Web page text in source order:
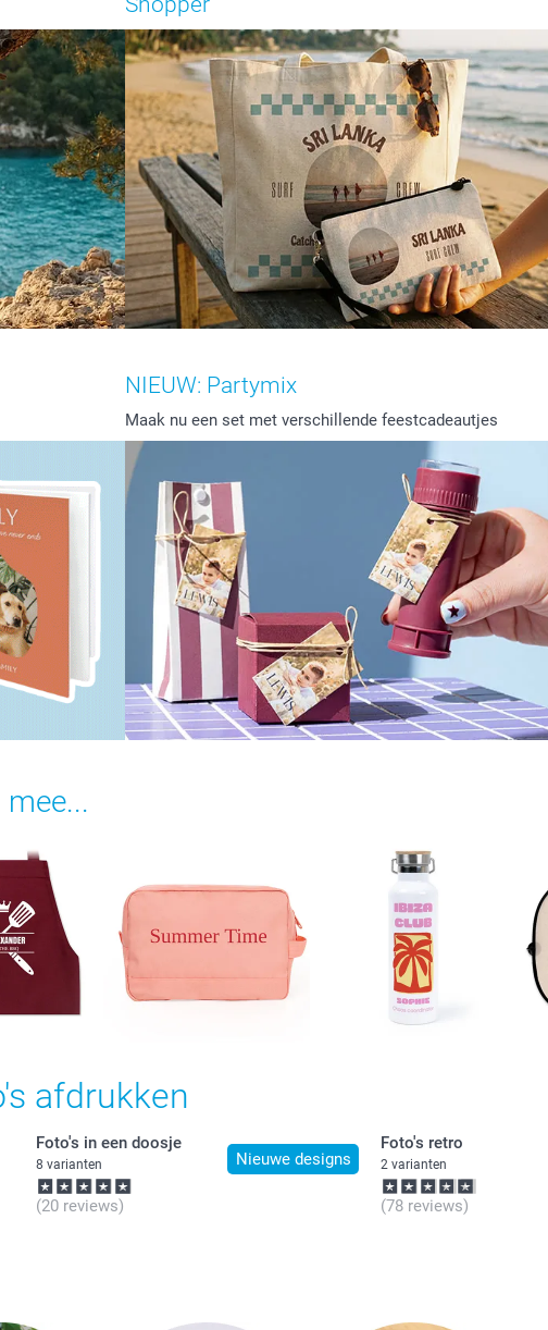
NIEUW: Partymix
Maak nu een set met verschillende feestcadeautjes
afdrukken
Nieuwe designs
Foto's in een doosje
8 varianten
(20 reviews)
Foto's retro
2 varianten
(78 reviews)